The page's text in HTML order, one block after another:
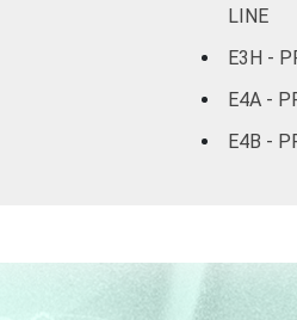
LINE
E3H -
E4A -
E4B -